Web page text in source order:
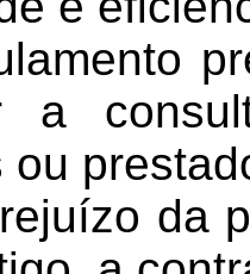
a
da